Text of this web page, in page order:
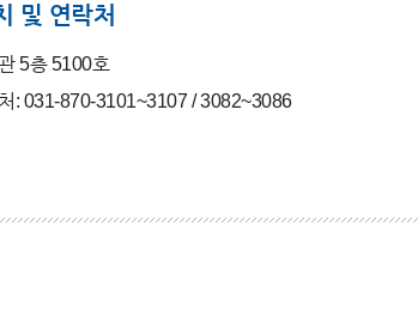
및 연락처
5층 5100호
: 031-870-3101~3107 / 3082~3086